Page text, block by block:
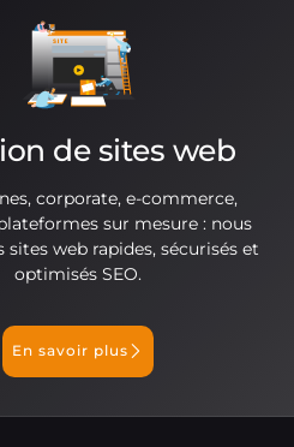
de sites web
corporate, e-commerce,
sur mesure : nous
sites web rapides, sécurisés et
optimisés SEO.
En savoir plus